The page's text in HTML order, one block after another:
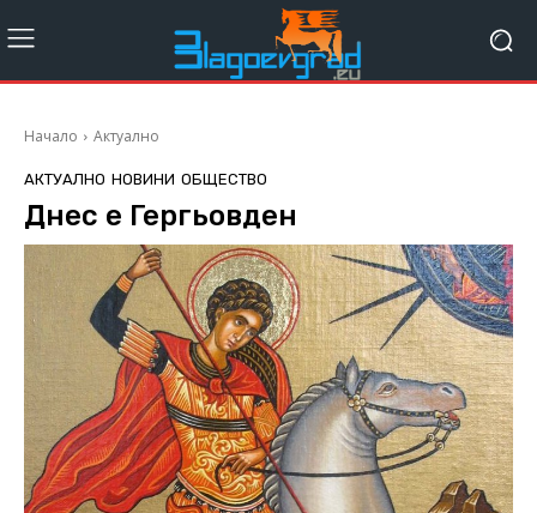
Начало Актуално
АКТУАЛНО НОВИНИ ОБЩЕСТВО
Днес е Гергьовден